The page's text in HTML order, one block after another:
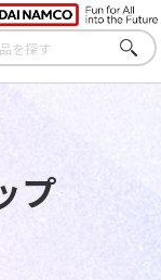
さが
す
プ